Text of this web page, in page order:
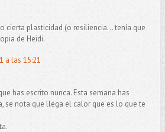
cierta plasticidad (o resiliencia... tenía que
de Heidi.
a las 15:21
has escrito nunca. Esta semana has
se nota que llega el calor que es lo que te